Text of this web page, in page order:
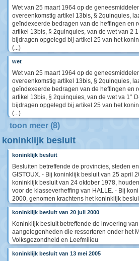
Wet van 25 maart 1964 op de
overeenkomstig artikel 13bis, § 2quinquies,
geïndexeerde bedragen van de heffingen en
artikel 13bis, § 2quinquies, van de wet van 2
bijdragen opgelegd bij artikel 25 van het
(...)
wet
Wet van 25 maart 1964 op de
overeenkomstig artikel 13bis, § 2quinquies,
geïndexeerde bedragen van de heffingen en
artikel 13bis, § 2quinquies, van de wet va 1°
bijdragen opgelegd bij artikel 25 van het
(...)
toon meer (8)
koninklijk besluit
koninklijk besluit
Besluiten betreffende de provincies, steden
GISTOUX. - Bij koninklijk besluit van 25 april
koninklijk besluit van 24 oktober 1978,
voor de klasseverheffing van HALLE. - Bij
2000, genomen krachtens het koninklijk
koninklijk besluit van 20 juli 2000
Koninklijk besluit betreffende de invoering
aangelegenheden die ressorteren onder het
Volksgezondheid en Leefmilieu
koninklijk besluit van 13 mei 2005